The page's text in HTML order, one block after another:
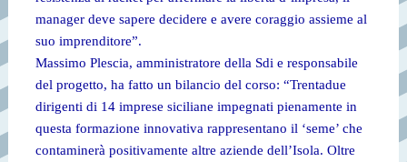
manager deve sapere decidere e avere coraggio assieme al
suo imprenditore”.
Massimo Plescia, amministratore della Sdi e responsabile
del progetto, ha fatto un bilancio del corso: “Trentadue
dirigenti di 14 imprese siciliane impegnati pienamente in
questa formazione innovativa rappresentano il ‘seme’ che
contaminerà positivamente altre aziende dell’Isola. Oltre